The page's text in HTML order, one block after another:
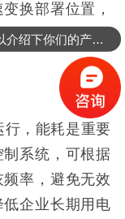
换部署位置，
产线等多种场
行，能耗是重要
系统，可根据
率，避免无效
企业长期用电
可以介绍下你们的产品么？